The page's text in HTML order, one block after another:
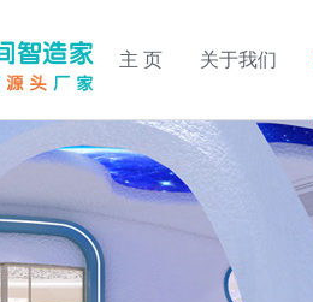
主 页 关于我们